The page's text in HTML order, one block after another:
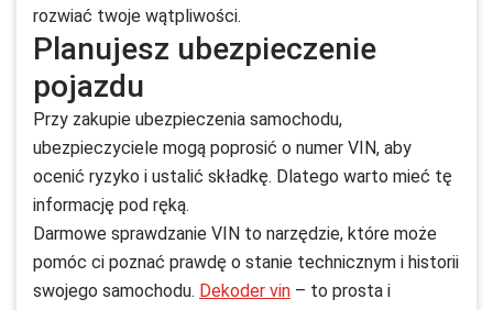
rozwiać twoje wątpliwości.
Planujesz ubezpieczenie
pojazdu
Przy zakupie ubezpieczenia samochodu,
ubezpieczyciele mogą poprosić o numer VIN, aby
ocenić ryzyko i ustalić składkę. Dlatego warto mieć tę
informację pod ręką.
Darmowe sprawdzanie VIN to narzędzie, które może
pomóc ci poznać prawdę o stanie technicznym i historii
swojego samochodu. Dekoder vin – to prosta i